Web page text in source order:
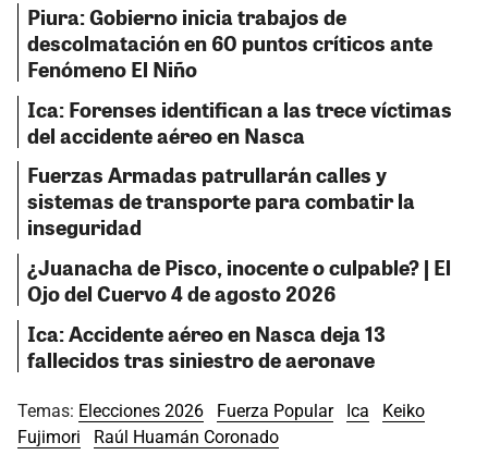
Piura: Gobierno inicia trabajos de
descolmatación en 60 puntos críticos ante
Fenómeno El Niño
Ica: Forenses identifican a las trece víctimas
del accidente aéreo en Nasca
Fuerzas Armadas patrullarán calles y
sistemas de transporte para combatir la
inseguridad
¿Juanacha de Pisco, inocente o culpable? | El
Ojo del Cuervo 4 de agosto 2026
Ica: Accidente aéreo en Nasca deja 13
fallecidos tras siniestro de aeronave
Temas: Elecciones 2026 Fuerza Popular Ica
Keiko
Fujimori
Raúl Huamán Coronado